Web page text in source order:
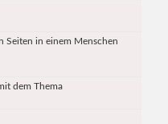
Seiten in einem Menschen
dem Thema